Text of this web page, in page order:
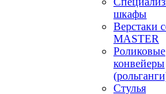
шкафы
Верстаки
MASTER
Роликовые
конвейеры
Стулья